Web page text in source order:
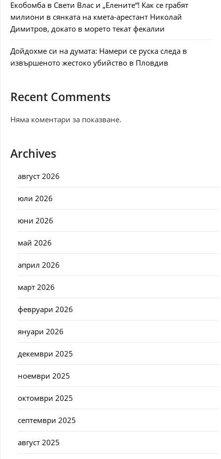
Екобомба в Свети Влас и „Елените“! Как се грабят
милиони в сянката на кмета-арестант Николай
Димитров, докато в морето текат фекалии
Дойдохме си на думата: Намери се руска следа в
извършеното жестоко убийство в Пловдив
Recent Comments
Няма коментари за показване.
Archives
август 2026
юли 2026
юни 2026
май 2026
април 2026
март 2026
февруари 2026
януари 2026
декември 2025
ноември 2025
октомври 2025
септември 2025
август 2025